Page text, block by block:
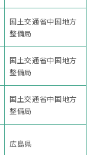
国土交通省中国地方
整備局
国土交通省中国地方
整備局
国土交通省中国地方
整備局
広島県